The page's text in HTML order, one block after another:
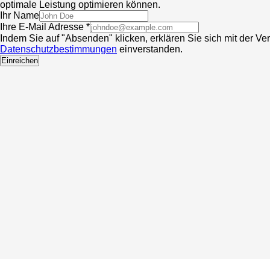
optimale Leistung optimieren können.
Ihr Name
Ihre E-Mail Adresse *
Indem Sie auf "Absenden" klicken, erklären Sie sich mit der
Datenschutzbestimmungen einverstanden.